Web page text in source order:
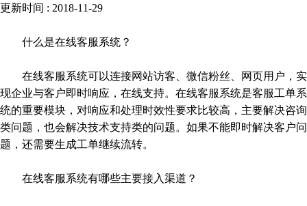
更新时间 : 2018-11-29
什么是在线客服系统？
在线客服系统可以连接网站访客、微信粉丝、网页用户，实
现企业与客户即时响应，在线支持。在线客服系统是客服工单系
统的重要模块，对响应和处理时效性要求比较高，主要解决咨询
类问题，也会解决技术支持类的问题。如果不能即时解决客户问
题，还需要生成工单继续流转。
在线客服系统有哪些主要接入渠道？